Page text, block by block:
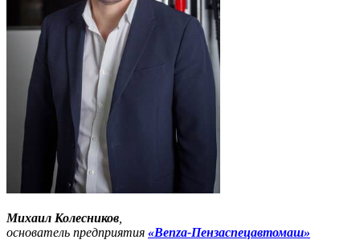
Михаил Колесников,
основатель предприятия «Benza-Пензаспецавтомаш»